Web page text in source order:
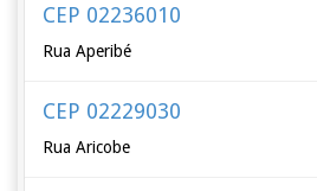
CEP 02236010
Rua Aperibé
CEP 02229030
Rua Aricobe